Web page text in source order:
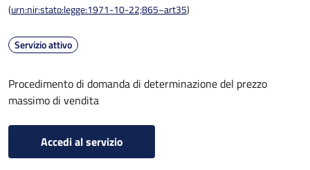
(urn:nir:stato:legge:1971-10-22;865~art35)
Servizio attivo
Procedimento di domanda di determinazione del prezzo
massimo di vendita
Accedi al servizio